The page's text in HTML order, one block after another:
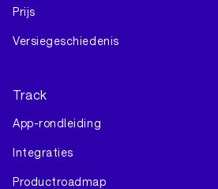
Prijs
Versiegeschiedenis
Track
App-rondleiding
Integraties
Productroadmap